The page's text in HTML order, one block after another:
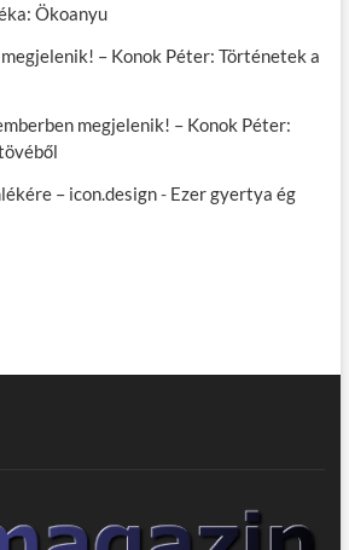
Ökoanyu
– Konok Péter: Történetek a
megjelenik! – Konok Péter:
– icon.design- Ezer gyertya ég